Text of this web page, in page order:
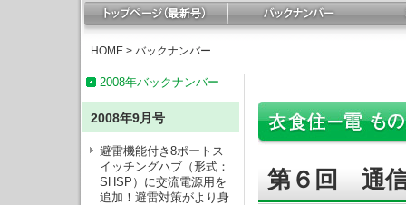
HOME > バックナンバー
2008年バックナンバー
2008年9月号
避雷機能付き8ポートス
イッチングハブ（形式：
SHSP）に交流電源用を
追加！避雷対策がより身
第６回 通